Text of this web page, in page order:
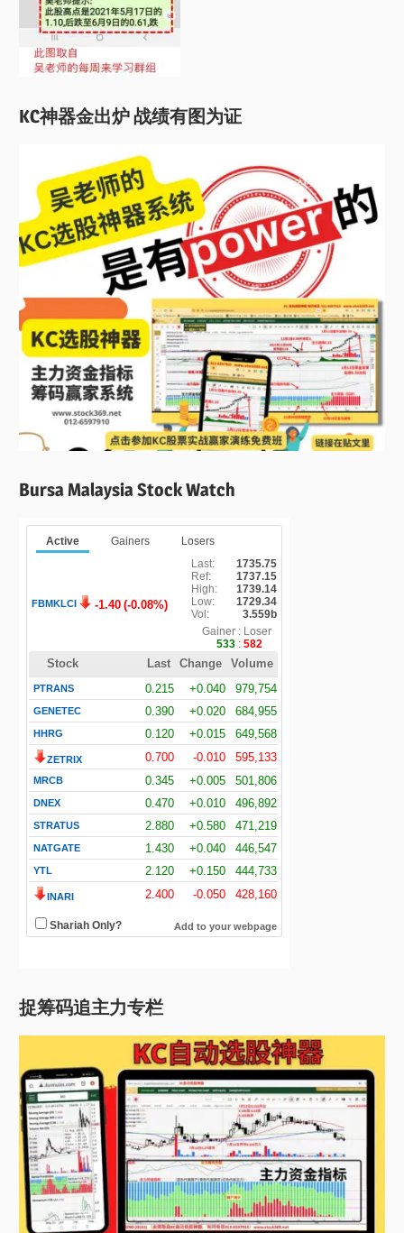
KC神器金出炉 战绩有图为证
Bursa Malaysia Stock Watch
捉筹码追主力专栏